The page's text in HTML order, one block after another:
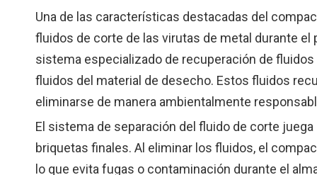
Una de las características destacadas del
fluidos de corte de las virutas de metal durante
sistema especializado de recuperación de
fluidos del material de desecho. Estos fluidos
eliminarse de manera ambientalmente
El sistema de separación del fluido de corte
briquetas finales. Al eliminar los fluidos, el
lo que evita fugas o contaminación durante el